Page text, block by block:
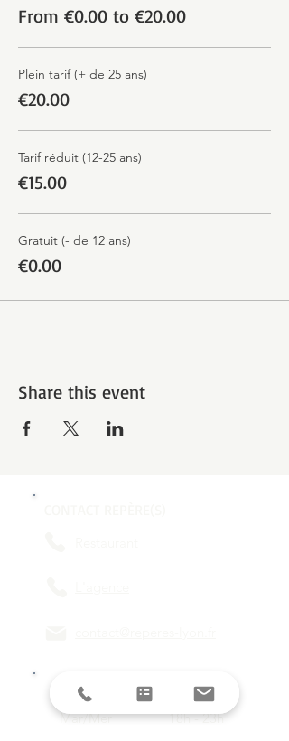
From €0.00 to €20.00
Plein tarif (+ de 25 ans)
€20.00
Tarif réduit (12-25 ans)
€15.00
Gratuit (- de 12 ans)
€0.00
Share this event
HORAIRES
Mar/Mer
18h - 23h